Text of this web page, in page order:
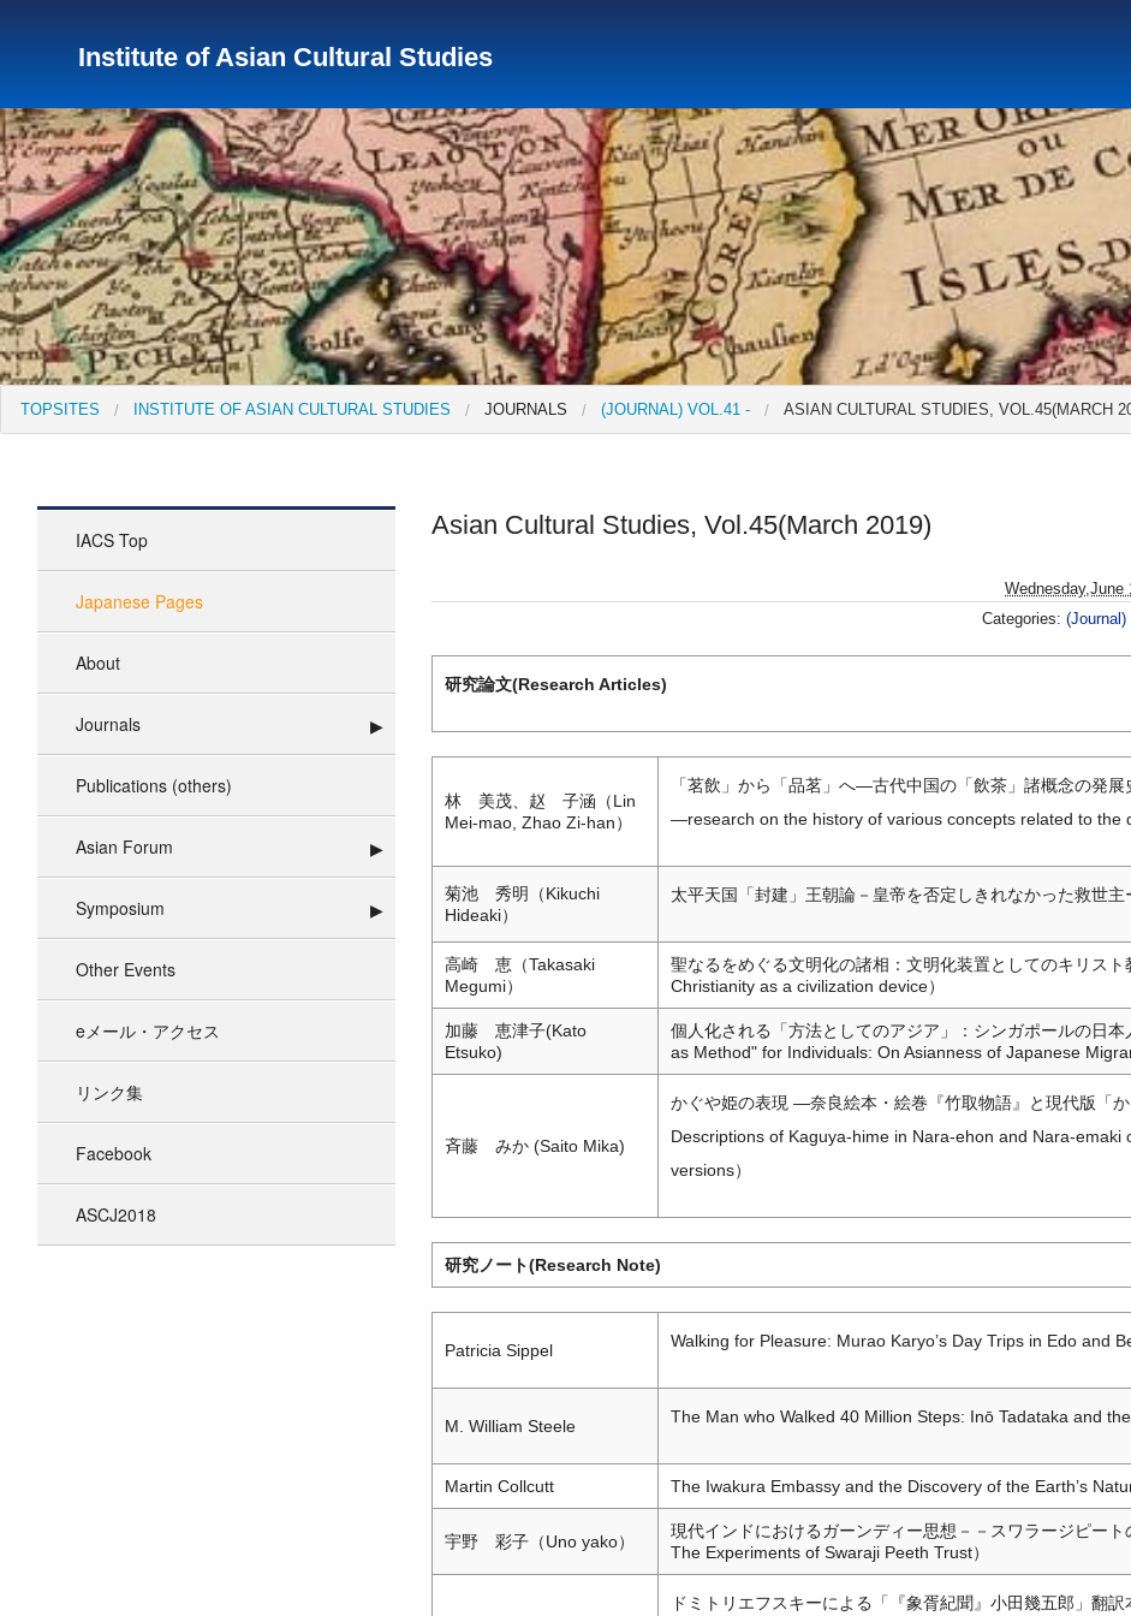
Institute of Asian Cultural Studies
TopSites Institute for Educational Research and Service Social Science Research Institute Institute for the Study of
Institute of Asian Cultural Studies Peace Research Institute Research Center for Global Language Education(Closed)
TOPSITES INSTITUTE OF ASIAN CULTURAL STUDIES JOURNALS (JOURNAL) VOL.41 - ASIAN CULTURAL STUDIES, VOL.45(MARCH
IACS Top
Japanese Pages
About
Journals
Publications (others)
Asian Forum
Symposium
Other Events
eメール・アクセス
リンク集
Facebook
ASCJ2018
Asian Cultural Studies, Vol.45(March 2019)
Wednesday,June
Categories: (Journal)
研究論文(Research Articles)
林 美茂、赵 子涵（Lin
Mei-mao, Zhao Zi-han）
「茗飲」から「品茗」へ―古代中国の「飲茶」諸概念の発
―research on the history of various concepts related to the
菊池 秀明（Kikuchi
Hideaki）
太平天国「封建」王朝論－皇帝を否定しきれなかった救世
高崎 恵（Takasaki
Megumi）
聖なるをめぐる文明化の諸相：文明化装置としてのキリス
Christianity as a civilization device）
加藤 恵津子(Kato
Etsuko)
個人化される「方法としてのアジア」：シンガポールの日
as Method" for Individuals: On Asianness of Japanese
斉藤 みか (Saito Mika)
かぐや姫の表現 ―奈良絵本・絵巻『竹取物語』と現代版「
Descriptions of Kaguya-hime in Nara-ehon and Nara-
versions）
研究ノート(Research Note)
Patricia Sippel Walking for Pleasure: Murao Karyo’s Day Trips in Edo and
M. William Steele The Man who Walked 40 Million Steps: Inō Tadataka and
Martin Collcutt The Iwakura Embassy and the Discovery of the Earth’s
宇野 彩子（Uno yako）
現代インドにおけるガーンディー思想－－スワラージピー
The Experiments of Swaraji Peeth Trust）
ドミトリエフスキーによる「『象胥紀聞』小田幾五郎」翻